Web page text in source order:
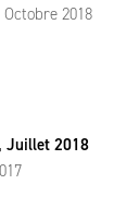
2018
Juillet 2018